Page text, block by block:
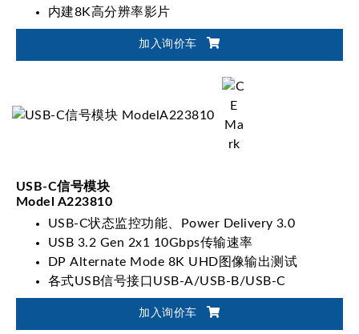
内建8K高分辨率影片
加入询价车
USB-C信号模块
Model A223810
USB-C状态监控功能、Power Delivery 3.0
USB 3.2 Gen 2x1 10Gbps传输速率
DP Alternate Mode 8K UHD图像输出测试
各式USB信号接口USB-A/USB-B/USB-C
加入询价车